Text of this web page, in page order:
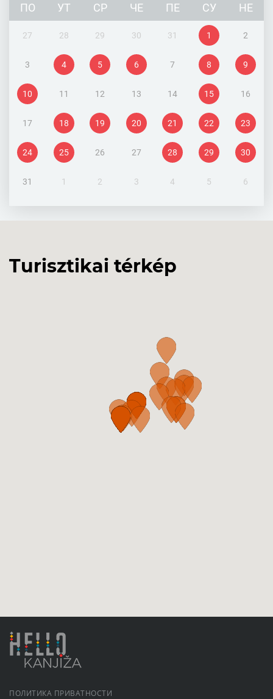
ПО УТ СР ЧЕ ПЕ СУ НЕ
27 28 29 30 31 1 2
3 4 5 6 7 8 9
10 11 12 13 14 15 16
17 18 19 20 21 22 23
24 25 26 27 28 29 30
31 1 2 3 4 5 6
Turisztikai térkép
ПОЛИТИКА ПРИВАТНОСТИ